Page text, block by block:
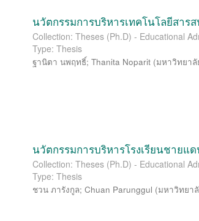
นวัตกรรมการบริหารเทคโนโลยีสาร
Collection: Theses (Ph.D) - Educational
Type: Thesis
ฐานิตา นพฤทธิ์;Thanita Noparit (มหาวิทยา
นวัตกรรมการบริหารโรงเรียนชายแ
Collection: Theses (Ph.D) - Educational
Type: Thesis
ชวน ภารังกูล;Chuan Parunggul (มหาวิทยา